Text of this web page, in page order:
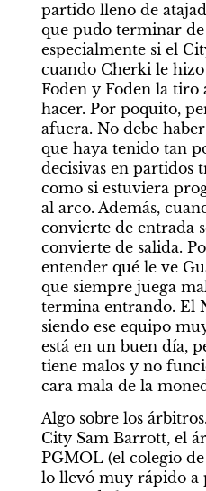
partido lleno de
que pudo terminar
especialmente si el
cuando Cherki le
Foden y Foden la tiro
hacer. Por poquito,
afuera. No debe
que haya tenido tan
decisivas en partidos
como si estuviera
al arco. Además,
convierte de entrada
convierte de salida.
entender qué le ve
que siempre juega
termina entrando. El
siendo ese equipo
está en un buen día,
tiene malos y no
cara mala de la
Algo sobre los
City Sam Barrott, el
PGMOL (el colegio
lo llevó muy rápido a